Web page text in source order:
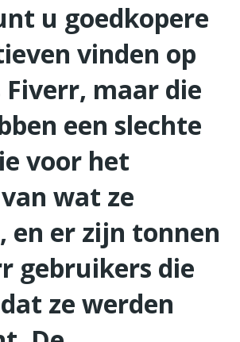
u goedkopere
vinden op
Fiverr, maar die
een slechte
voor het
wat ze
en er zijn tonnen
gebruikers die
ze werden